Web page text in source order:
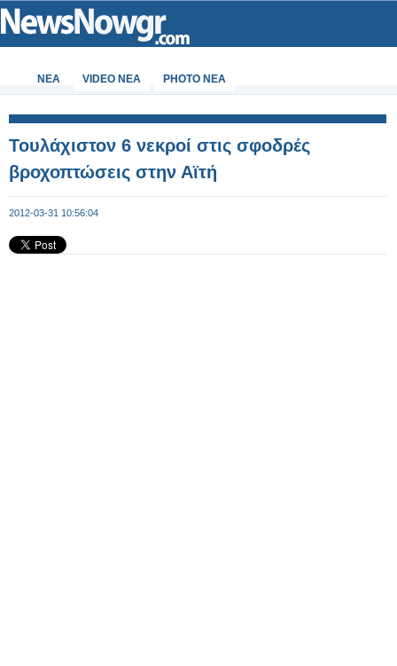
ΝΕΑ VIDEO NEA PHOTO NEA
Τουλάχιστον 6 νεκροί στις σφοδρές
βροχοπτώσεις στην Αϊτή
2012-03-31 10:56:04